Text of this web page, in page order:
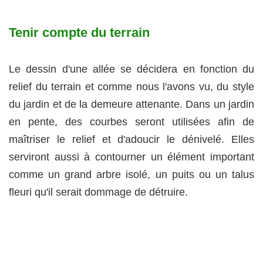
Tenir compte du terrain
Le dessin d'une allée se décidera en fonction du
relief du terrain et comme nous l'avons vu, du style
du jardin et de la demeure attenante. Dans un jardin
en pente, des courbes seront utilisées afin de
maîtriser le relief et d'adoucir le dénivelé. Elles
serviront aussi à contourner un élément important
comme un grand arbre isolé, un puits ou un talus
fleuri qu'il serait dommage de détruire.